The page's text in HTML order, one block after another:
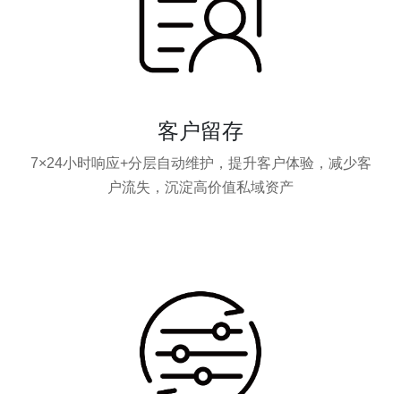
客户留存
7×24小时响应+分层自动维护，提升客户体验，减少客
户流失，沉淀高价值私域资产